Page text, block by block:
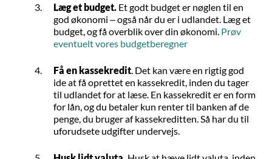
Læg et budget. Et godt budget er nøglen til en
god økonomi – også når du er i udlandet. Læg et
budget, og få overblik over din økonomi. Prøv
eventuelt vores budgetberegner
Få en kassekredit . Det kan være en rigtig god
ide at få oprettet en kassekredit, inden du tager
til udlandet for at læse. En kassekredit er en form
for lån, og du betaler kun renter til banken af de
penge, du bruger af kassekreditten. Så har du til
uforudsete udgifter undervejs.